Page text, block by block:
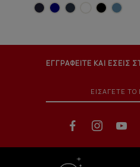
ΕΓΓΡΑΦΕΙΤΕ ΚΑΙ ΕΣΕΙΣ